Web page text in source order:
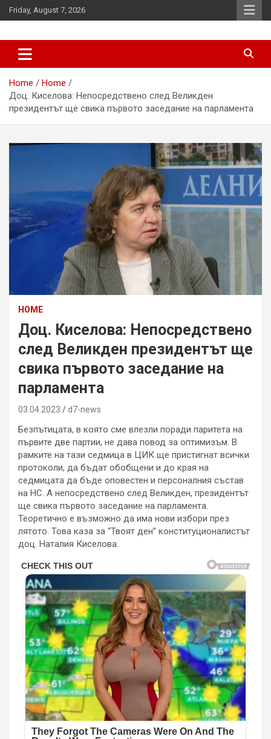
Skip
to
Friday, August 7, 2026
d7-news.com
Home
Home
Доц. Киселова: Непосредствено след Великден
президентът ще свика първото заседание на парламента
HOME
Доц. Киселова: Непосредствено
след Великден президентът ще
свика първото заседание на
парламента
03.04.2023 d7-news
Безпътицата, в която сме влезли поради паритета на
първите две партии, не дава повод за оптимизъм. В
рамките на тази седмица в ЦИК ще пристигнат всички
протоколи, да бъдат обобщени и до края на
седмицата да бъде оповестен и персоналния състав
на НС. А непосредствено след Великден, президентът
ще свика първото заседание на парламента.
Теоретично е възможно да има нови избори през
лятото. Това каза за “Твоят ден” конституционалистът
доц. Наталия Киселова.